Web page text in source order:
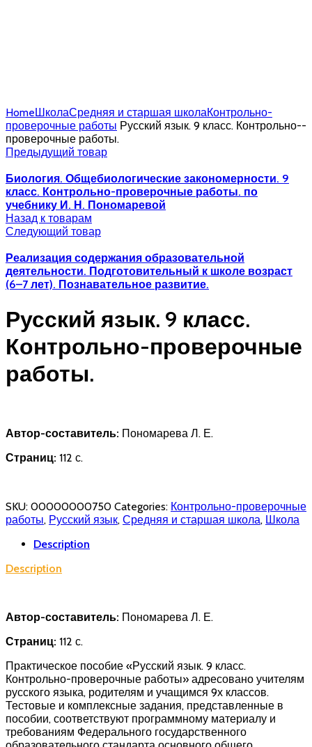
HomeШколаСредняя и старшая школаКонтрольно-
проверочные работы Русский язык. 9 класс. Контрольно-­
проверочные работы.
Предыдущий товар
Биология. Общебиологические закономерности. 9
класс. Контрольно-­проверочные работы. по
учебнику И. Н. Пономаревой
Назад к товарам
Следующий товар
Реализация содержания образовательной
деятельности. Подготовительный к школе возраст
(6–7 лет). Познавательное развитие.
Русский язык. 9 класс.
Контрольно-­проверочные
работы.
Автор-составитель: Пономарева Л. Е.
Страниц: 112 с.
SKU: 00000000750 Categories: Контрольно-проверочные
работы, Русский язык, Средняя и старшая школа, Школа
Description
Description
Автор-составитель: Пономарева Л. Е.
Страниц: 112 с.
Практическое пособие «Русский язык. 9 класс.
Контрольно-­проверочные работы» адресо­вано учителям
русского языка, родителям и учащимся 9­х классов.
Тестовые и комплексные задания, представленные в
пособии, соответствуют программному материалу и
требованиям Федерального государственного